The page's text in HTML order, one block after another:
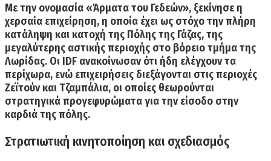
Με την ονομασία «Άρματα του Γεδεών», ξεκίνησε η
χερσαία επιχείρηση, η οποία έχει ως στόχο την πλήρη
κατάληψη και κατοχή της Πόλης της Γάζας, της
μεγαλύτερης αστικής περιοχής στο βόρειο τμήμα της
Λωρίδας. Οι IDF ανακοίνωσαν ότι ήδη ελέγχουν τα
περίχωρα, ενώ επιχειρήσεις διεξάγονται στις περιοχές
Ζεϊτούν και Τζαμπάλια, οι οποίες θεωρούνται
στρατηγικά προγεφυρώματα για την είσοδο στην
καρδιά της πόλης.
Στρατιωτική κινητοποίηση και σχεδιασμός